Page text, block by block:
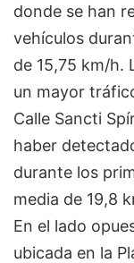
donde se han
vehículos
de 15,75 km/h.
un mayor
Calle Sancti
haber
durante los
media de 19,8
En el lado
ubicada en la